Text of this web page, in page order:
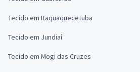
Tecido em Itaquaquecetuba
Tecido em Jundiaí
Tecido em Mogi das Cruzes